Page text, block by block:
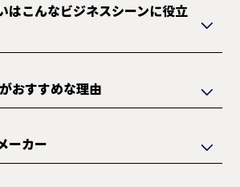
はこんなビジネスシーンに役立
おすすめな理由
ーカー